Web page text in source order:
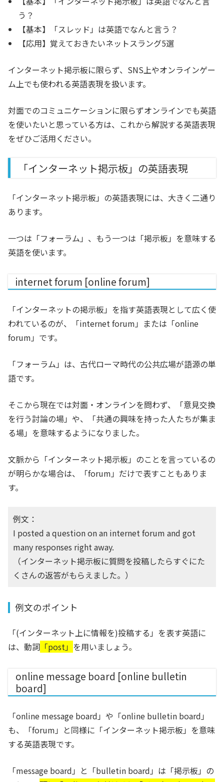
う？
【基本】「スレッド」は英語でなんと言う？
【応用】覚えておきたいネットスラング5選
インターネット掲示板に限らず、SNS上やオンラインゲー
ム上でも使われる英語表現を扱います。
対面でのコミュニケーションに限らずオンラインでも英語
を使いたいと思っている方は、これから解説する英語表現
をぜひご活用ください。
「インターネット掲示板」の英語表現
「インターネット掲示板」の英語表現には、大きく二通り
あります。
一つは「フォーラム」、もう一つは「掲示板」を意味する
英語を使います。
internet forum [online forum]
「インターネットの掲示板」を指す英語表現として広く使
われているのが、「internet forum」または「online
forum」です。
「フォーラム」は、古代ローマ時代の公共広場が語源の単
語です。
そこから現在では対面・オンラインを問わず、「意見交換
を行う討論の場」や、「共通の興味を持った人たちが集ま
る場」を意味するようになりました。
文脈から「インターネット掲示板」のことを言っているの
が明らかな場合は、「forum」だけで表すこともありま
す。
例文：
I posted a question on an internet forum and got
many responses right away.
（インターネット掲示板に質問を投稿したらすぐにた
くさんの返答がもらえました。）
例文のポイント
「(インターネット上に情報を)投稿する」を表す英語に
は、動詞 「post」 を用いましょう。
online message board [online bulletin
board]
「online message board」や「online bulletin board」
も、「forum」と同様に「インターネット掲示板」を意味
する英語表現です。
「message board」と「bulletin board」は「掲示板」の